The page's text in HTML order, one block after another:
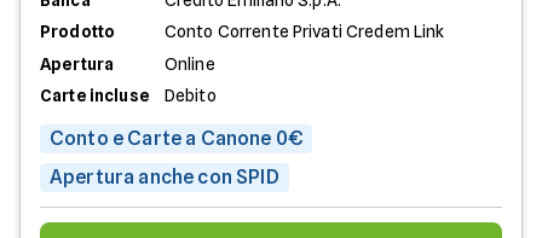
Prodotto
Conto Corrente Privati Credem Link
Apertura
Online
Carte incluse
Debito
Conto e Carte a Canone 0€
Apertura anche con SPID